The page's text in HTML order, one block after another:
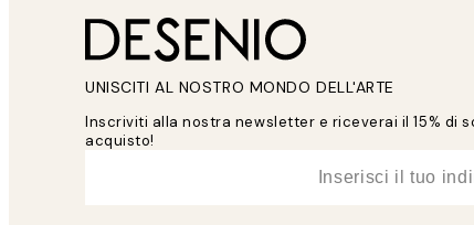
UNISCITI AL NOSTRO MONDO DELL'ARTE
Inscriviti alla nostra newsletter e riceverai il 15% di
acquisto!